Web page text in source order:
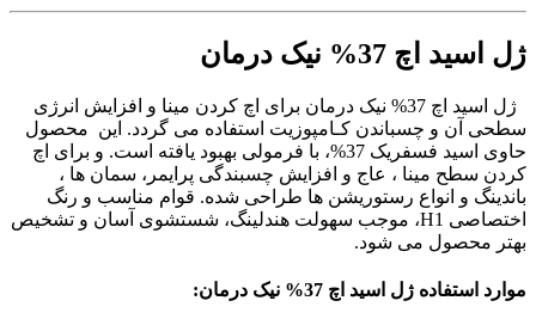
ژل اسید اچ 37% نیک درمان
ژل اسید اچ 37% نیک درمان براى اچ کردن مینا و افزایش انرژی
سطحی آن و چسباندن کـامپوزیت استفاده می گردد. این محصول
حاوی اسید فسفریک 37%، با فرمولی بهبود یافته است. و برای اچ
کردن سطح مینا ، عاج و افزایش چسبندگی پرایمر، سمان ها ،
باندینگ و انواع رستوریشن ها طراحی شده. قوام مناسب و رنگ
اختصاصی H1، موجب سهولت هندلینگ، شستشوی آسان و تشخیص
بهتر محصول می شود.
موارد استفاده ژل اسید اچ 37% نیک درمان :